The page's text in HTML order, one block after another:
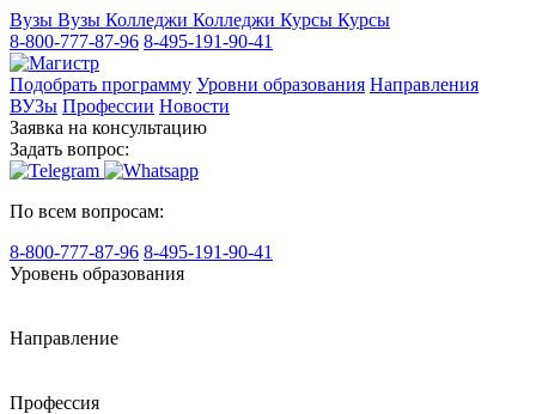
Вузы Вузы Колледжи Колледжи Курсы Курсы
8-800-777-87-96 8-495-191-90-41
Подобрать программу Уровни образования Направления
ВУЗы Профессии Новости
Заявка на консультацию
Задать вопрос:
По всем вопросам:
8-800-777-87-96 8-495-191-90-41
Уровень образования
Направление
Профессия